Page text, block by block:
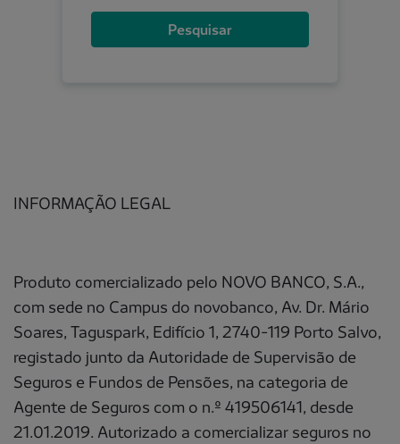
Pesquisar
INFORMAÇÃO LEGAL
Produto comercializado pelo NOVO BANCO, S.A.,
com sede no Campus do novobanco, Av. Dr. Mário
Soares, Taguspark, Edifício 1, 2740-119 Porto Salvo,
registado junto da Autoridade de Supervisão de
Seguros e Fundos de Pensões, na categoria de
Agente de Seguros com o n.º 419506141, desde
21.01.2019. Autorizado a comercializar seguros no